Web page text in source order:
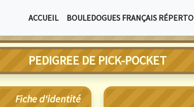
ACCUEIL BOULEDOGUES FRANÇAIS
PEDIGREE DE PICK-POCKET
Fiche d'identité